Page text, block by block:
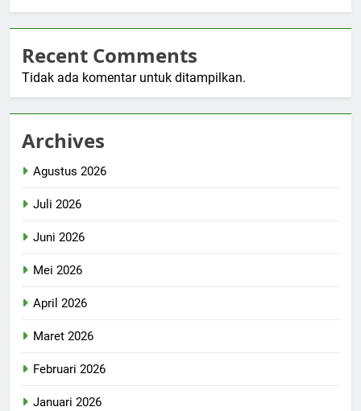
Recent Comments
Tidak ada komentar untuk ditampilkan.
Archives
Agustus 2026
Juli 2026
Juni 2026
Mei 2026
April 2026
Maret 2026
Februari 2026
Januari 2026